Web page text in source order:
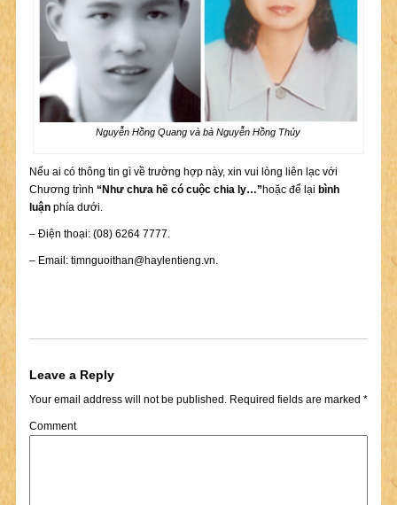
Nguyễn Hồng Quang và bà Nguyễn Hồng Thủy
Nếu ai có thông tin gì về trường hợp này, xin vui lòng liên lạc với
Chương trình “Như chưa hề có cuộc chia ly…”hoặc để lại bình
luậnphía dưới.
– Điện thoại: (08) 6264 7777.
– Email: timnguoithan@haylentieng.vn.
Leave a Reply
Your email address will not be published.Required fields are marked *
Comment